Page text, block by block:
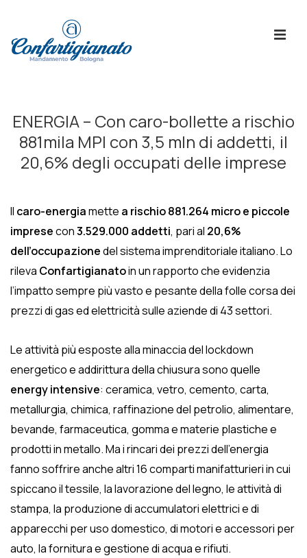
Principale
ENERGIA – Con caro-bollette a rischio
881mila MPI con 3,5 mln di addetti, il
20,6% degli occupati delle imprese
Il caro-energiamette a rischio 881.264 micro e piccole
impresecon3.529.000 addetti, pari al 20,6%
dell’occupazionedel sistema imprenditoriale italiano. Lo
rileva Confartigianatoin un rapporto che evidenzia
l’impattosempre più vasto e pesante della folle corsa dei
prezzi di gas ed elettricità sulle aziende di 43 settori.
Le attività più esposte alla minaccia del lockdown
energetico e addirittura della chiusura sono quelle
energy intensive: ceramica, vetro, cemento, carta,
metallurgia, chimica, raffinazione del petrolio, alimentare,
bevande, farmaceutica, gomma e materie plastiche e
prodotti in metallo. Ma i rincari dei prezzi dell’energia
fanno soffrire anche altri 16 comparti manifatturieri in cui
spiccano il tessile, la lavorazione del legno, le attività di
stampa, la produzione di accumulatori elettrici e di
apparecchi per uso domestico, di motori e accessori per
auto, la fornitura e gestione di acqua e rifiuti.